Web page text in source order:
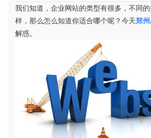
我们知道，企业网站的类型有很多，不同
样，那么怎么知道你适合哪个呢？今天郑
解惑。